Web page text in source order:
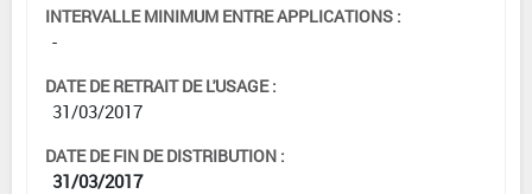
INTERVALLE MINIMUM ENTRE APPLICATIONS :
-
DATE DE RETRAIT DE L'USAGE :
31/03/2017
DATE DE FIN DE DISTRIBUTION :
31/03/2017